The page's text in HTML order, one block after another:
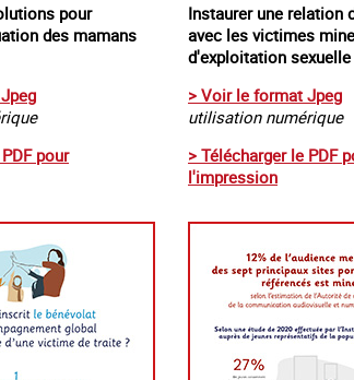
pour
des mamans
pour
Instaurer une relation
avec les victimes
d'exploitation sexuelle
> Voir le format Jpeg
utilisation numérique
> Télécharger le PDF
l'impression